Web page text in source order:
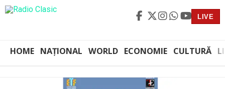
LIVE
HOME NAȚIONAL WORLD ECONOMIE CULTURĂ